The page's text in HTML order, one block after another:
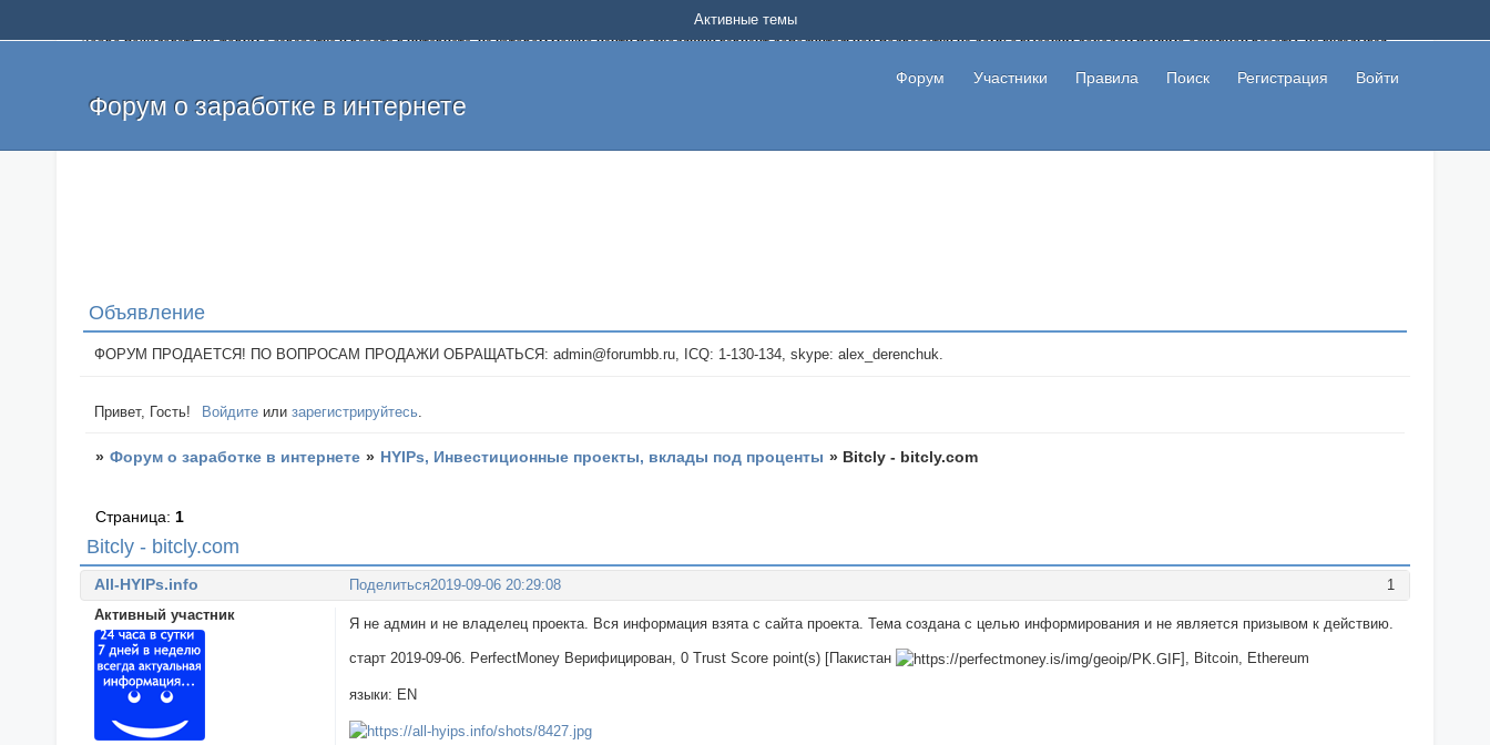
Добро пожаловать на форум о заработке и работе в интернете, на котором можно найти подходящий вариант дополнительной подработки на дому с высоким доходом помимо основной работы, не вкладывая
и оставлять свои отзывы. Если вы знаете, что определенный проект или сайт не платит, то указывайте в теме что это лохотрон, чтобы другие пользователи не попались на развод. Вы сможете начать зарабатывать
легкие деньги без вложений и регистрации уже сегодня. Создавайте новые темы, размещайте объявления со своими пригласительными ссылками и первая прибыль не заставит себя долго ждать.
Форум о заработке в интернете
Форум Участники Правила Поиск Регистрация Войти
Активные темы
Объявление
ФОРУМ ПРОДАЕТСЯ! ПО ВОПРОСАМ ПРОДАЖИ ОБРАЩАТЬСЯ: admin@forumbb.ru, ICQ: 1-130-134, skype: alex_derenchuk.
Привет, Гость! Войдите илизарегистрируйтесь.
» Форум о заработке в интернете » HYIPs, Инвестиционные проекты, вклады под проценты » Bitcly - bitcly.com
Bitcly - bitcly.com
Страница: 1
Поделиться 1
2019-09-06 20:29:08
All-HYIPs.info
Активный участник
Я не админ и не владелец проекта. Вся информация взята с сайта проекта. Тема создана с целью информирования и не является призывом к действию.
старт 2019-09-06. PerfectMoney Верифицирован, 0 Trust Score point(s) [Пакистан ], Bitcoin, Ethereum
языки: EN